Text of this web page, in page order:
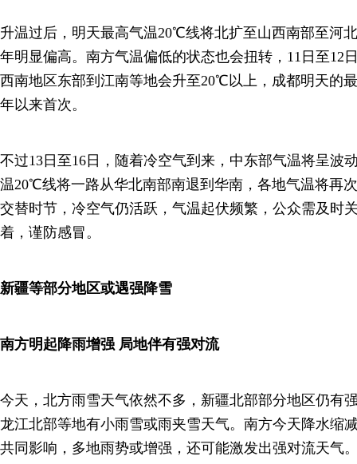
升温过后，明天最高气温20℃线将北扩至山西南部至河
年明显偏高。南方气温偏低的状态也会扭转，11日至12
西南地区东部到江南等地会升至20℃以上，成都明天的
年以来首次。
不过13日至16日，随着冷空气到来，中东部气温将呈波
温20℃线将一路从华北南部南退到华南，各地气温将再
交替时节，冷空气仍活跃，气温起伏频繁，公众需及时
着，谨防感冒。
新疆等部分地区或遇强降雪
南方明起降雨增强 局地伴有强对流
今天，北方雨雪天气依然不多，新疆北部部分地区仍有
龙江北部等地有小雨雪或雨夹雪天气。南方今天降水缩
共同影响，多地雨势或增强，还可能激发出强对流天气